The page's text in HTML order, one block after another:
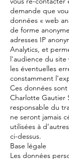
demande que
données « web
de forme
adresses IP
Analytics, et
l'audience du site
les éventuelles
constamment
Ces données
Charlotte Gautier
responsable du
ne seront jamais
utilisées à
ci-dessus.
Base légale
Les données